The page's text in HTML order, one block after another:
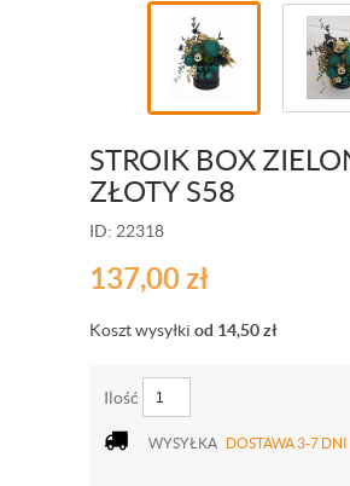
STROIK BOX
ZŁOTY S58
ID: 22318
137,00zł
Koszt wysyłki od 14,50zł
Ilość
WYSYŁKA DOSTAWA 3-7 DNI